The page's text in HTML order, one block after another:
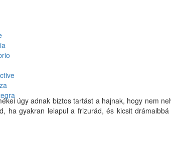
úgy adnak biztos tartást a hajnak, hogy nem
ha gyakran lelapul a frizurád, és kicsit